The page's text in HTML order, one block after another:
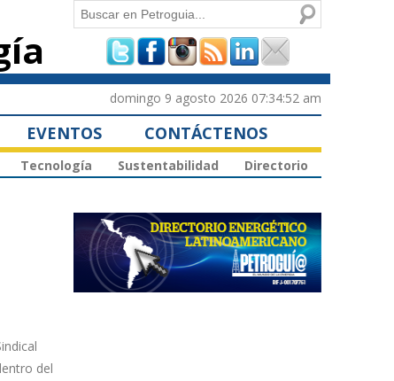
Formulario de
búsqueda
Buscar
domingo 9 agosto 2026 07:34:52 am
EVENTOS CONTÁCTENOS
Tecnología Sustentabilidad Directorio
del